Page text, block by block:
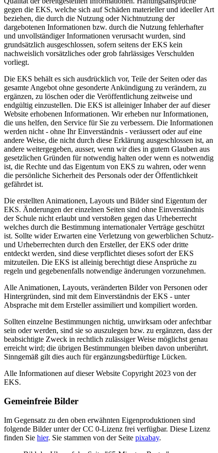
gegen die EKS, welche sich auf Schäden materieller und ideeller Art
beziehen, die durch die Nutzung oder Nichtnutzung der
dargebotenen Informationen bzw. durch die Nutzung fehlerhafter
und unvollständiger Informationen verursacht wurden, sind
grundsätzlich ausgeschlossen, sofern seitens der EKS kein
nachweislich vorsätzliches oder grob fahrlässiges Verschulden
vorliegt.
Die EKS behält es sich ausdrücklich vor, Teile der Seiten oder das
gesamte Angebot ohne gesonderte Ankündigung zu verändern, zu
ergänzen, zu löschen oder die Veröffentlichung zeitweise und
endgültig einzustellen. Die EKS ist alleiniger Inhaber der auf dieser
Website erhobenen Informationen. Wir erheben nur Informationen,
die uns helfen, den Service für Sie zu verbessern. Die Informationen
werden nicht - ohne Ihr Einverständnis - veräussert oder auf eine
andere Weise, die nicht durch diese Erklärung ausgeschlossen ist, an
andere weitergegeben, ausser, wenn wir dies in gutem Glauben aus
gesetzlichen Gründen für notwendig halten oder wenn es notwendig
ist, die Rechte und das Eigentum von EKS zu wahren, oder wenn
die persönliche Sicherheit des Personals oder der Öffentlichkeit
gefährdet ist.
Die erstellten Animationen, Layouts und Bilder sind Eigentum der
EKS. Änderungen der einzelnen Seiten sind ohne Einverständnis
der Schule nicht erlaubt und verstoßen gegen das Urheberrecht
welches durch die Bestimmung internationaler Verträge geschützt
ist. Sollte wider Erwarten eine Verletzung von gewerblichen Schutz-
und Urheberrechten durch den Ersteller, der EKS oder dritte
entdeckt werden, sind diese verpflichtet dieses sofort der EKS
mitzuteilen. Die EKS ist alleinig berechtigt diese Ansprüche zu
regeln und gegebenenfalls notwendige änderungen vorzunehmen.
Alle Animationen, Layouts, veränderten Bilder von Personen oder
Hintergründen, sind mit dem Einverständnis der EKS - unter
Absprache mit dem Ersteller assimiliert und kompiliert worden.
Sollten einzelne Bestimmungen nichtig, unwirksam oder anfechtbar
sein oder werden, sind sie so auszulegen bzw. zu ergänzen, dass der
beabsichtigte Zweck in rechtlich zulässiger Weise möglichst genau
erreicht wird; die übrigen Bestimmungen bleiben davon unberührt.
Sinngemäß gilt dies auch für ergänzungsbedürftige Lücken.
Alle Informationen auf dieser Website Copyright 2023 von der
EKS.
Gemeinfreie Bilder
Im Gegensatz zu den oben erwähnten Eigenproduktionen sind
folgende Bilder unter der CC 0-Lizenz frei verfügbar. Diese Lizenz
finden Sie hier. Sie stammen von der Seite pixabay.